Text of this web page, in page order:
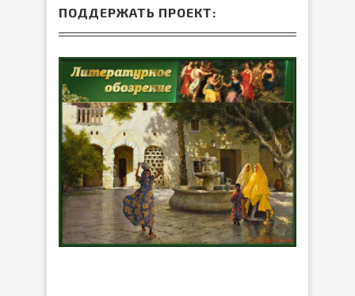
ПОДДЕРЖАТЬ ПРОЕКТ: